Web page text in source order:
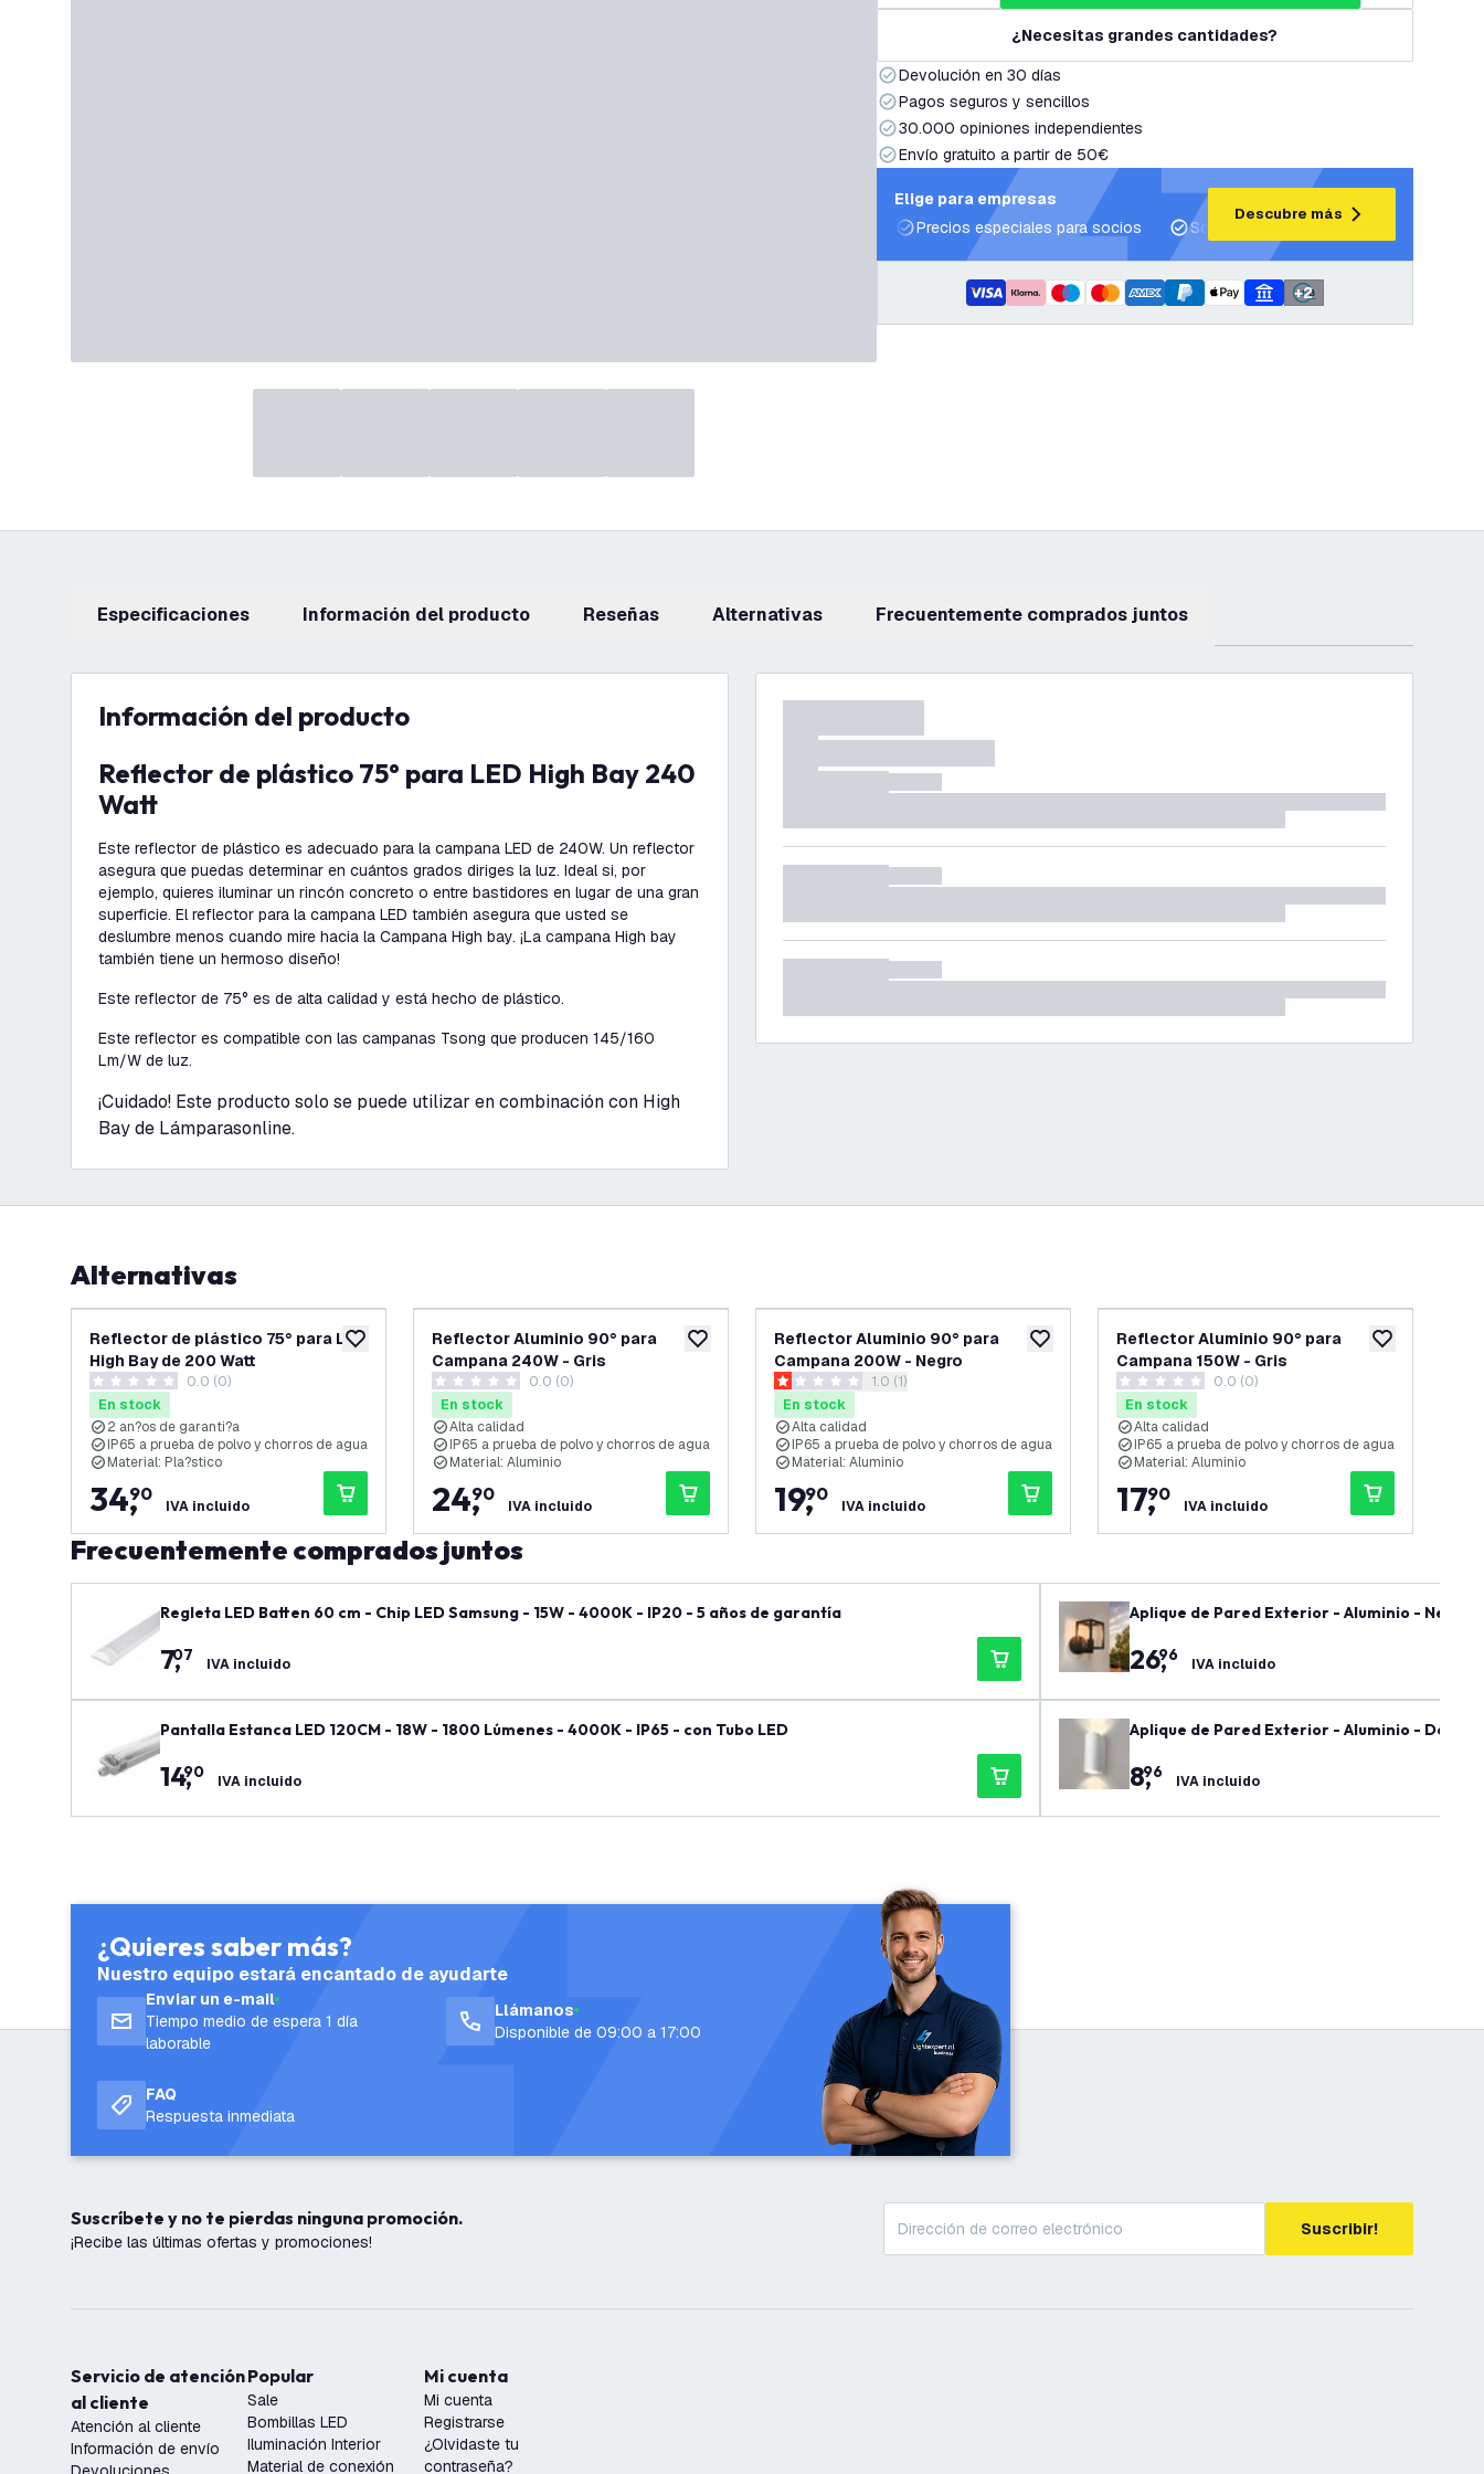
¿Necesitas grandes cantidades?
Devolución en 30 días
Pagos seguros y sencillos
30.000 opiniones independientes
Envío gratuito a partir de 50€
Elige para empresas
Precios especiales para socios
Soporte para proyectos y planes de
Descubre más
+2
Especificaciones información del producto reseñas Alternativas Frecuentemente comprados juntos
información del producto
Reflector de plástico 75° para LED High Bay 240
Watt
Este reflector de plástico es adecuado para la campana LED de 240W. Un reflector
asegura que puedas determinar en cuántos grados diriges la luz. Ideal si, por
ejemplo, quieres iluminar un rincón concreto o entre bastidores en lugar de una gran
superficie. El reflector para la campana LED también asegura que usted se
deslumbre menos cuando mire hacia la Campana High bay. ¡La campana High bay
también tiene un hermoso diseño!
Este reflector de 75° es de alta calidad y está hecho de plástico.
Este reflector es compatible con las campanas Tsong que producen 145/160
Lm/W de luz.
¡Cuidado! Este producto solo se puede utilizar en combinación con High
Bay de Lámparasonline.
Alternativas
añadir a lista de deseos
Reflector de plástico 75° para LED
High Bay de 200 Watt
0 estrellas de puntuación
0.0 (0)
En stock
2 an?os de garanti?a
IP65 a prueba de polvo y chorros de agua
Material: Pla?stico
34,
90
IVA incluido
añadir a lista de deseos
Reflector Aluminio 90° para
Campana 240W - Gris
0 estrellas de puntuación
0.0 (0)
En stock
Alta calidad
IP65 a prueba de polvo y chorros de agua
Material: Aluminio
24,
90
IVA incluido
añadir a lista de deseos
Reflector Aluminio 90° para
Campana 200W - Negro
abrir el panel de reseñas
1 estrellas de puntuación
1.0 (1)
En stock
Alta calidad
IP65 a prueba de polvo y chorros de agua
Material: Aluminio
19,
90
IVA incluido
añadir a lista
Reflector Aluminio 90° para
Campana 150W - Gris
0 estrellas de puntuación
0.0 (0)
En stock
Alta calidad
IP65 a prueba de polvo y chorros de agua
Material: Aluminio
17,
90
IVA incluido
Frecuentemente comprados juntos
Regleta LED Batten 60 cm - Chip LED Samsung - 15W - 4000K - IP20 - 5 años de garantía
7,
07 IVA incluido
Pantalla Estanca LED 120CM - 18W - 1800 Lúmenes - 4000K - IP65 - con Tubo LED
14,
90 IVA incluido
Aplique de Pared Exterior - Aluminio - Negro
26,
96 IVA incluido
Aplique de Pared Exterior - Aluminio - Doble
8,
96 IVA incluido
¿Quieres saber más?
Nuestro equipo estará encantado de ayudarte
Enviar un e-mail
Tiempo medio de espera 1 día
laborable
Llámanos
Disponible de 09:00 a 17:00
FAQ
Respuesta inmediata
Suscríbete y no te pierdas ninguna promoción.
¡Recibe las últimas ofertas y promociones!
Suscribir!
Servicio de atención
al cliente
Atención al cliente
Información de envío
Popular
Sale
Bombillas LED
Iluminación Interior
Material de conexión
Mi cuenta
Mi cuenta
Registrarse
¿Olvidaste tu
contraseña?